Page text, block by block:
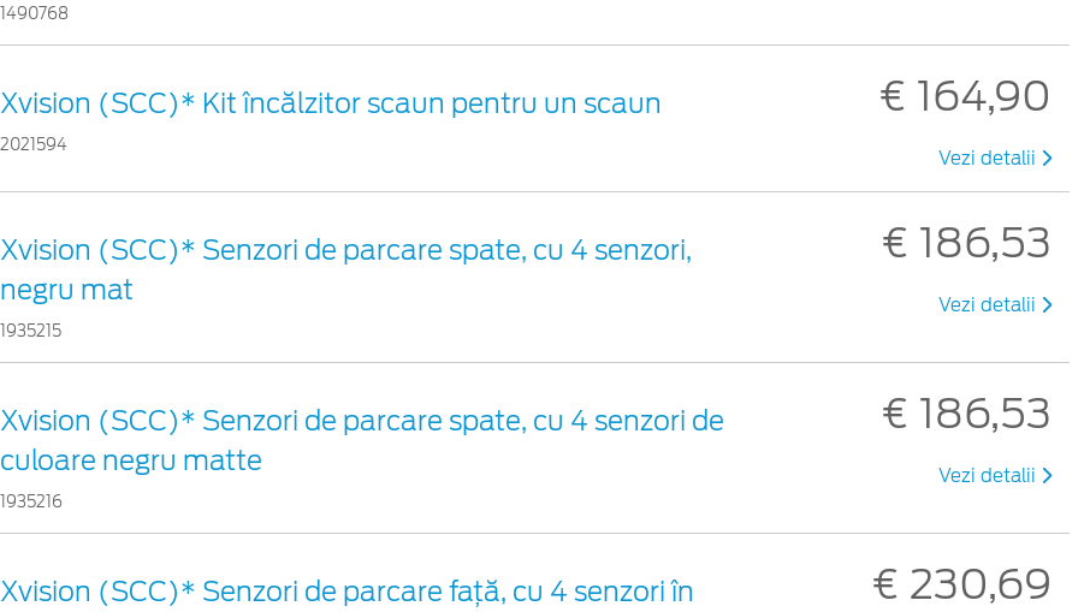
1490768
Xvision (SCC)* Kit încălzitor scaun pentru un scaun
2021594
€ 164,90
Vezi detalii
Xvision (SCC)* Senzori de parcare spate, cu 4 senzori,
negru mat
1935215
€ 186,53
Vezi detalii
Xvision (SCC)* Senzori de parcare spate, cu 4 senzori de
culoare negru matte
1935216
€ 186,53
Vezi detalii
Xvision (SCC)* Senzori de parcare faţă, cu 4 senzori în
€ 230,69